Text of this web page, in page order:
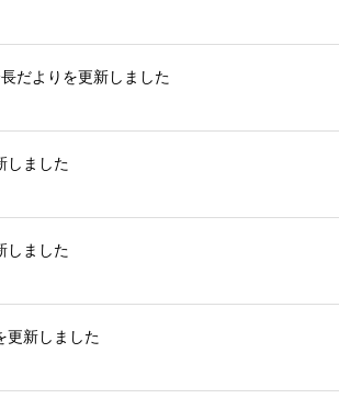
だよりを更新しました
しました
しました
更新しました